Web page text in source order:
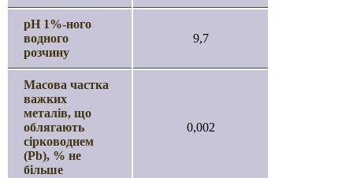
рН 1%-ного
водного
розчину
9,7
Масова частка
важких
металів, що
облягають
сірководнем
(Pb), % не
більше
0,002